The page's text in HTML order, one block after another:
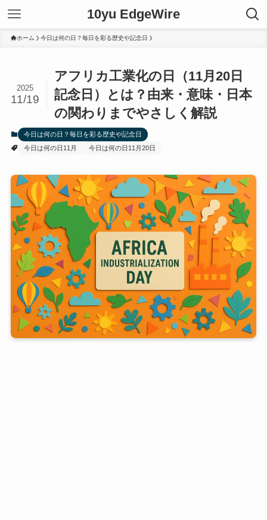
10yu EdgeWire
ホーム 今日は何の日？毎日を彩る歴史や記念日
アフリカ工業化の日（11月20日
記念日）とは？由来・意味・日本
の関わりまでやさしく解説
2025
11/19
今日は何の日？毎日を彩る歴史や記念日
今日は何の日11月
今日は何の日11月20日